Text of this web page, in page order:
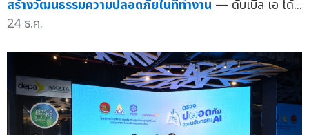
สร้างวัฒนธรรมความปลอดภัยในที่ทำงาน — ดั๊บเบิ้ล เอ ได้...
24 ธ.ค.